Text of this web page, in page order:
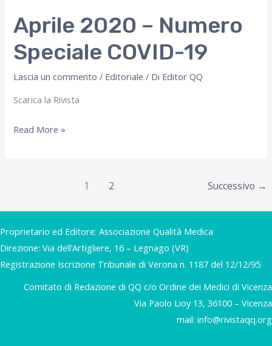
Aprile 2020 – Numero
Speciale COVID-19
Lascia un commento / Editoriale / Di Editor QQ
Scarica la Rivista
Aprile
COVID-
19
Read More »
1 2 Successivo →
Proprietario ed Editore: Associazione Qualità Medica
Direzione: Via dell’Artigliere, 16 – Legnago (VR)
Registrazione Iscrizione Tribunale di Verona n. 1187 del 12/12/95
Comitato di Redazione di QQ c/o Ordine dei Medici di Vicenza
Via Paolo Lioy 13, 36100 – Vicenza
mail: info@rivistaqq.org